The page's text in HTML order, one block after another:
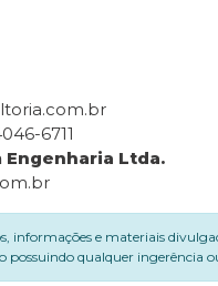
6711
Engenharia Ltda.
informações e materiais
possuindo qualquer ingerência